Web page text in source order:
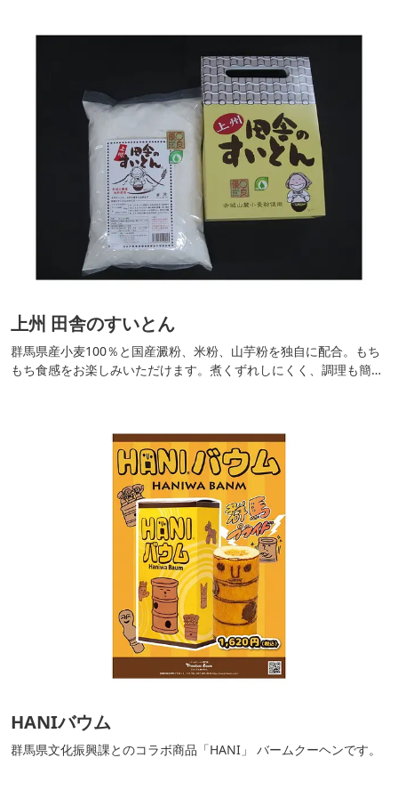
上州 田舎のすいとん
群馬県産小麦100％と国産澱粉、米粉、山芋粉を独自に配合。もち
もち食感をお楽しみいただけます。煮くずれしにくく、調理も簡
HANIバウム
群馬県文化振興課とのコラボ商品「HANI」 バームクーヘンです。